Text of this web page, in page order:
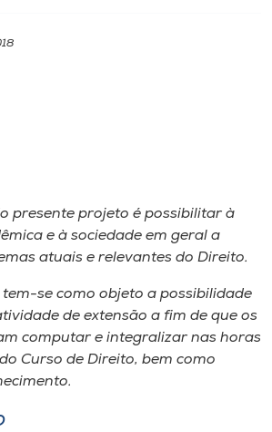
presente projeto é possibilitar à
e à sociedade em geral a
atuais e relevantes do Direito.
se como objeto a possibilidade
de extensão a fim de que os
computar e integralizar nas horas
Curso de Direito, bem como